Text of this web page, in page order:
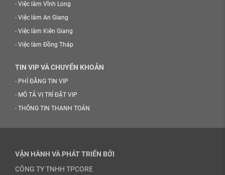
- Việc làm Vĩnh Long
- Việc làm An Giang
- Việc làm Kiên Giang
- Việc làm Đồng Tháp
TIN VIP VÀ CHUYỂN KHOẢN
- PHÍ ĐĂNG TIN VIP
- MÔ TẢ VỊ TRÍ ĐẶT VIP
- THÔNG TIN THANH TOÁN
VẬN HÀNH VÀ PHÁT TRIỂN BỞI
CÔNG TY TNHH TPCORE